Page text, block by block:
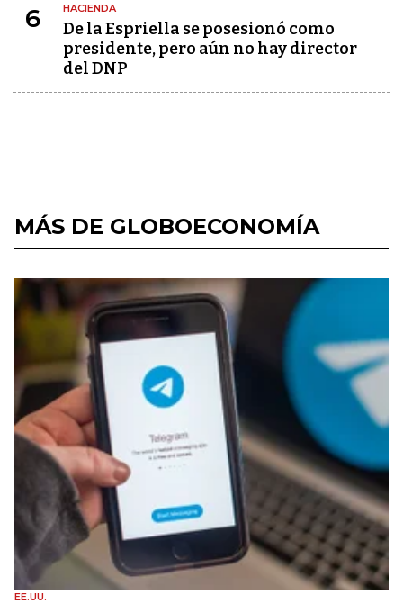
6 HACIENDA
De la Espriella se posesionó como
presidente, pero aún no hay director
del DNP
MÁS DE GLOBOECONOMÍA
EE.UU.